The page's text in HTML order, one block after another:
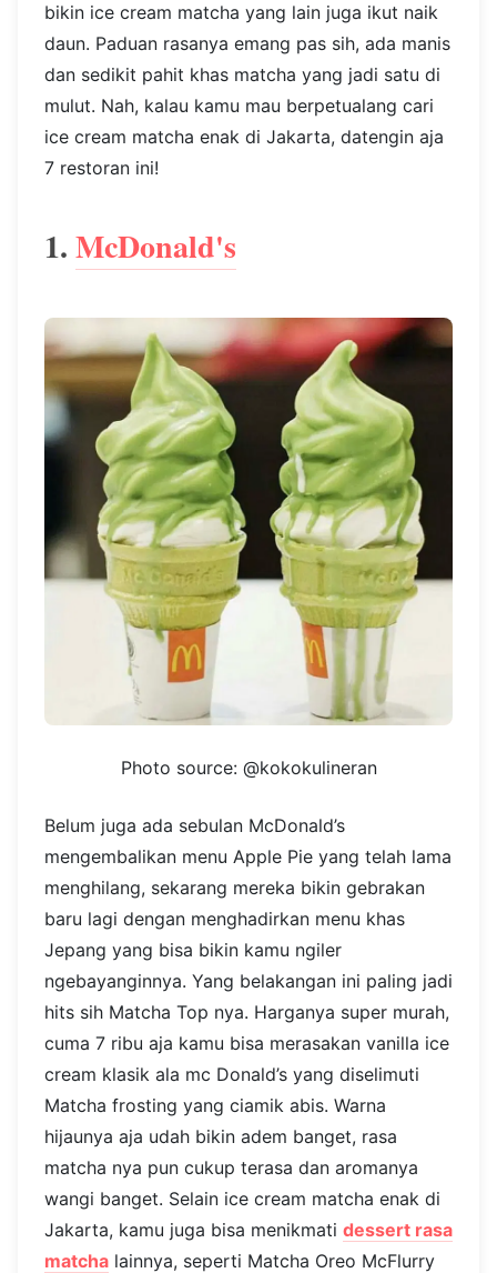
bikin ice cream matcha yang lain juga ikut naik
daun. Paduan rasanya emang pas sih, ada manis
dan sedikit pahit khas matcha yang jadi satu di
mulut. Nah, kalau kamu mau berpetualang cari
ice cream matcha enak di Jakarta, datengin aja
7 restoran ini!
1.McDonald's
Photo source: @kokokulineran
Belum juga ada sebulan McDonald’s
mengembalikan menu Apple Pie yang telah lama
menghilang, sekarang mereka bikin gebrakan
baru lagi dengan menghadirkan menu khas
Jepang yang bisa bikin kamu ngiler
ngebayanginnya. Yang belakangan ini paling jadi
hits sih Matcha Top nya. Harganya super murah,
cuma 7 ribu aja kamu bisa merasakan vanilla ice
cream klasik ala mc Donald’s yang diselimuti
Matcha frosting yang ciamik abis. Warna
hijaunya aja udah bikin adem banget, rasa
matcha nya pun cukup terasa dan aromanya
wangi banget. Selain ice cream matcha enak di
Jakarta, kamu juga bisa menikmati dessert rasa
matcha lainnya, seperti Matcha Oreo McFlurry